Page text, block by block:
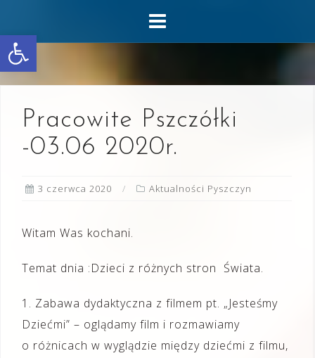
Otwórz pasek narzędzi
content
Pracowite Pszczółki
-03.06 2020r.
3 czerwca 2020 Aktualności Pyszczyn
Witam Was kochani.
Temat dnia :Dzieci z różnych stron Świata.
1. Zabawa dydaktyczna z filmem pt. „Jesteśmy
Dziećmi” – oglądamy film i rozmawiamy
o różnicach w wyglądzie między dziećmi z filmu,